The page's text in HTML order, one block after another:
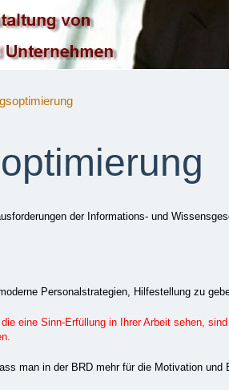
der Informations- und
Personalstrategien, Hilfestellung zu
eine Sinn-Erfüllung in Ihrer Arbeit sehen,
man in der BRD mehr für die Motivation und